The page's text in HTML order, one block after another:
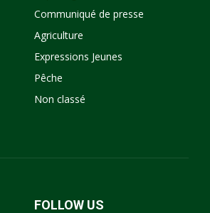
Communiqué de presse
Agriculture
Expressions Jeunes
Pêche
Non classé
FOLLOW US